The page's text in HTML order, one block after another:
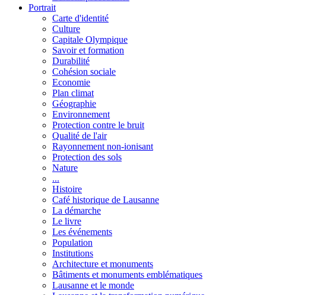
Portrait
Carte d'identité
Culture
Capitale Olympique
Savoir et formation
Durabilité
Cohésion sociale
Economie
Plan climat
Géographie
Environnement
Protection contre le bruit
Qualité de l'air
Rayonnement non-ionisant
Protection des sols
Nature
...
Histoire
Café historique de Lausanne
La démarche
Le livre
Les événements
Population
Institutions
Architecture et monuments
Bâtiments et monuments emblématiques
Lausanne et le monde